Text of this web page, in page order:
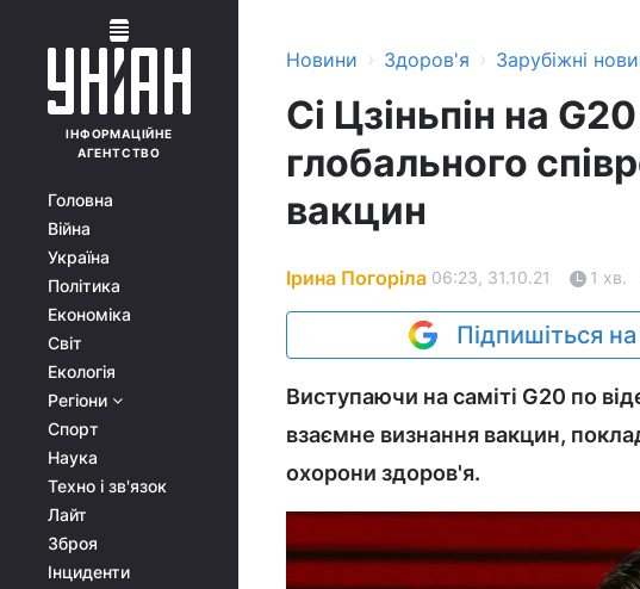
ІНФОРМАЦІЙНЕ
АГЕНТСТВО
Головна
Війна
Україна
Політика
Економіка
Світ
Екологія
Регіони
Спорт
Наука
Техно і зв'язок
Лайт
Зброя
Інциденти
Новини › Здоров'я › Зарубіжні
Сі Цзіньпін на
глобального
вакцин
Ірина Погоріла 06:23, 31.10.21 1 хв.
Підпишіться
Виступаючи на саміті G20 по
взаємне визнання вакцин,
охорони здоров'я.